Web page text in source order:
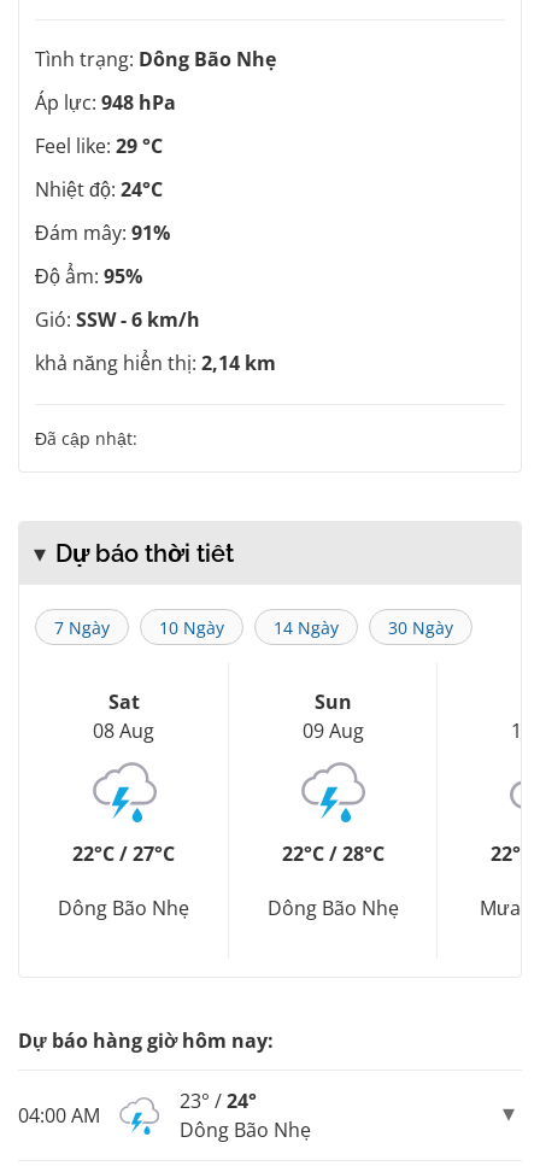
Tình trạng: Dông Bão Nhẹ
Áp lực: 948 hPa
Feel like: 29 °C
Nhiệt độ: 24°C
Đám mây: 91%
Độ ẩm: 95%
Gió: SSW - 6 km/h
khả năng hiển thị: 2,14 km
Đã cập nhật:
Dự báo thời tiết
7 Ngày 10 Ngày 14 Ngày 30 Ngày
Sat
08 Aug
22°C / 27°C
Dông Bão Nhẹ
Sun
09 Aug
22°C / 28°C
Dông Bão Nhẹ
10
22°C
Mưa
Dự báo hàng giờ hôm nay:
04:00 AM
23° /24°
Dông Bão Nhẹ